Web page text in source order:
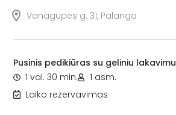
Vanagupės g. 31, Palanga
Pusinis pedikiūras su geliniu lakavimu
1 val. 30 min.
1 asm.
Laiko rezervavimas